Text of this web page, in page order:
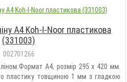
A4 Koh-I-Noor пластикова
(331003)
002701266
А4, розмір 295 х 420 мм.
пластику товщиною 1 мм з гладкою